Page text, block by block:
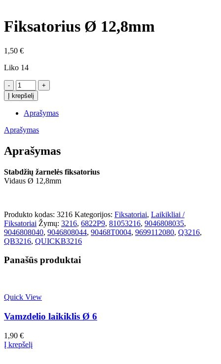
Fiksatorius Ø 12,8mm
1,50 €
Liko 14
produkto
kiekis:
Fiksatorius
Ø
12,8mm
Į krepšelį
Aprašymas
Aprašymas
Aprašymas
Stabdžių žarnelės fiksatorius
Vidaus Ø 12,8mm
Produkto kodas: 3216 Kategorijos: Fiksatoriai, Laikikliai /
Fiksatoriai Žymų: 3216, 6822P9, 81053216, 9046808035,
9046808040, 9046808044, 90468T0004, 9699112080, Q3216,
QB3216, QUICKB3216
Panašūs produktai
Quick View
Vamzdelio laikiklis Ø 6
1,90 €
Į krepšelį